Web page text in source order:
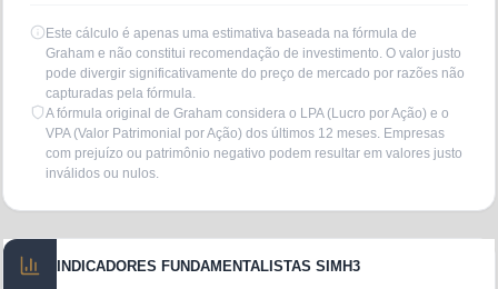
Este cálculo é apenas uma estimativa baseada na fórmula de
Graham e não constitui recomendação de investimento. O valor justo
pode divergir significativamente do preço de mercado por razões não
capturadas pela fórmula.
A fórmula original de Graham considera o LPA (Lucro por Ação) e o
VPA (Valor Patrimonial por Ação) dos últimos 12 meses. Empresas
com prejuízo ou patrimônio negativo podem resultar em valores justo
inválidos ou nulos.
INDICADORES FUNDAMENTALISTAS SIMH3